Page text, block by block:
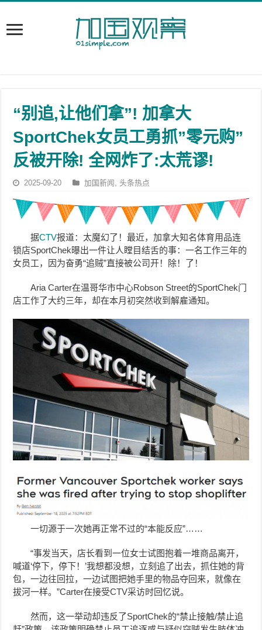
“别追,让他们拿”! 加拿大
SportChek女员工勇抓”零元购”
反被开除! 全网炸了:太荒谬!
2025-09-20 加国新闻 ,头条热点
据CTV报道：太魔幻了！最近，加拿大知名体育用品连
锁店SportChek曝出一件让人瞠目结舌的事：一名工作三年的
女员工，因为奋勇“追贼”直接被公司开！除！了！
Aria Carter在温哥华市中心Robson Street的SportChek门
店工作了大约三年，却在本月初突然收到解雇通知。
一切源于一次她再正常不过的“本能反应”……
“事发当天，店长看到一位女士试图抱着一堆商品离开，
喊道‘停下，停下！ ’我想都没想，立刻追了出去，抓住她的背
包，一边往回拉，一边试图把她手里的物品夺回来，就像在
拔河一样。”Carter在接受CTV采访时回忆说。
然而，这一举动却违反了SportChek的“禁止接触/禁止追